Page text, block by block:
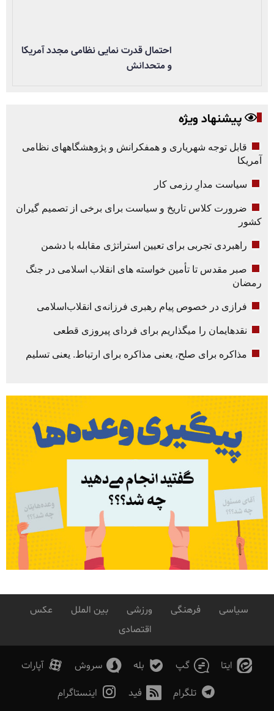
احتمال قدرت نمایی نظامی مجدد آمریکا
و متحدانش
پیشنهاد ویژه
قابل توجه شهریاری و همفکرانش و پژوهشگاههای نظامی
آمریکا
سیاست مدارِ رزمی کار
ضرورت کلاس تاریخ و سیاست برای برخی از تصمیم گیران
کشور
راهبردی تجربی برای تعیین استراتژی مقابله با دشمن
صبر مقدس تا تأمین خواسته های انقلاب اسلامی در جنگ
رمضان
فرازی در خصوص پیام رهبری فرزانه‌ی انقلاب‌اسلامی
نقدهایمان را میگذاریم برای فردای پیروزی قطعی
مذاکره برای صلح، یعنی مذاکره برای ارتباط. یعنی تسلیم
سیاسی فرهنگی ورزشی بین الملل
عکس
اقتصادی
ایتا گپ بله سروش
آپارات
تلگرام
فید اینستاگرام